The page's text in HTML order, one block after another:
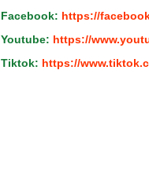
Facebook: https://
Youtube: https://
Tiktok: https://